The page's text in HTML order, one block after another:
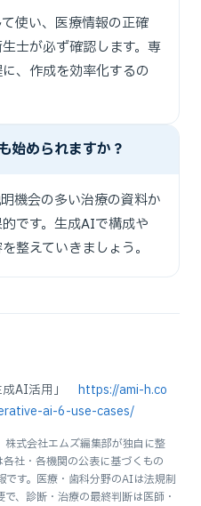
使い、医療情報の正確
士が必ず確認します。専
、作成を効率化するの
始められますか？
機会の多い治療の資料か
です。生成AIで構成や
整えていきましょう。
成AI活用」 https://ami-h.co
ai-6-use-cases/
式会社エムズ編集部が独自に整
社・各機関の公表に基づくもの
す。医療・歯科分野のAIは法規制
、診断・治療の最終判断は医師・